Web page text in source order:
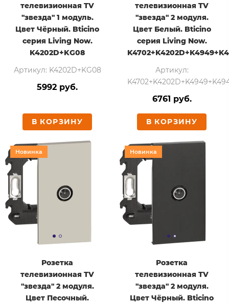
телевизионная TV
"звезда" 1 модуль.
Цвет Чёрный. Bticino
серия Living Now.
K4202D+KG08
Артикул: K4202D+KG08
5992 руб.
В КОРЗИНУ
телевизионная TV
"звезда" 2 модуля.
Цвет Белый. Bticino
серия Living Now.
Артикул:
6761 руб.
В КОРЗИНУ
Новинка
Розетка
телевизионная TV
"звезда" 2 модуля.
Цвет Песочный.
Новинка
Розетка
телевизионная TV
"звезда" 2 модуля.
Цвет Чёрный. Bticino